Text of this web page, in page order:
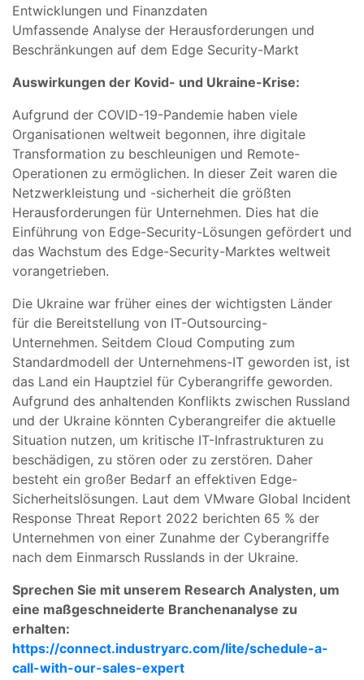
Entwicklungen und Finanzdaten
Umfassende Analyse der Herausforderungen und
Beschränkungen auf dem Edge Security-Markt
Auswirkungen der Kovid- und Ukraine-Krise:
Aufgrund der COVID-19-Pandemie haben viele
Organisationen weltweit begonnen, ihre digitale
Transformation zu beschleunigen und Remote-
Operationen zu ermöglichen. In dieser Zeit waren die
Netzwerkleistung und -sicherheit die größten
Herausforderungen für Unternehmen. Dies hat die
Einführung von Edge-Security-Lösungen gefördert und
das Wachstum des Edge-Security-Marktes weltweit
vorangetrieben.
Die Ukraine war früher eines der wichtigsten Länder
für die Bereitstellung von IT-Outsourcing-
Unternehmen. Seitdem Cloud Computing zum
Standardmodell der Unternehmens-IT geworden ist, ist
das Land ein Hauptziel für Cyberangriffe geworden.
Aufgrund des anhaltenden Konflikts zwischen Russland
und der Ukraine könnten Cyberangreifer die aktuelle
Situation nutzen, um kritische IT-Infrastrukturen zu
beschädigen, zu stören oder zu zerstören. Daher
besteht ein großer Bedarf an effektiven Edge-
Sicherheitslösungen. Laut dem VMware Global Incident
Response Threat Report 2022 berichten 65 % der
Unternehmen von einer Zunahme der Cyberangriffe
nach dem Einmarsch Russlands in der Ukraine.
Sprechen Sie mit unserem Research Analysten, um
eine maßgeschneiderte Branchenanalyse zu
erhalten:
https://connect.industryarc.com/lite/schedule-a-
call-with-our-sales-expert